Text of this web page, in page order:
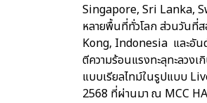
Singapore, Sri Lanka,
หลายพื้นที่ทั่วโลก ส่วนวันที่
Kong, Indonesia และอัน
ตีความร้อนแรงทะลุทะลวง
แบบเรียลไทม์ในรูปแบบ
2568 ที่ผ่านมา ณ MCC